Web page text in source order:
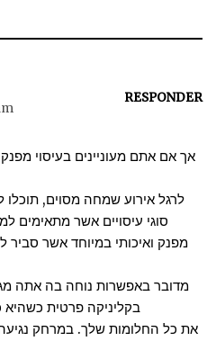
RESPONDER
אך אם אתם מעוניינים בעיסוי
לרגל אירוע שמחה מסוים,
סוגי עיסויים אשר מתאימים
מפנק ואיכותי במיוחד אשר סביר
מדובר באפשרות נוחה בה אתה
בקליניקה פרטית כשהיא
את כל החלומות שלך. במרחק